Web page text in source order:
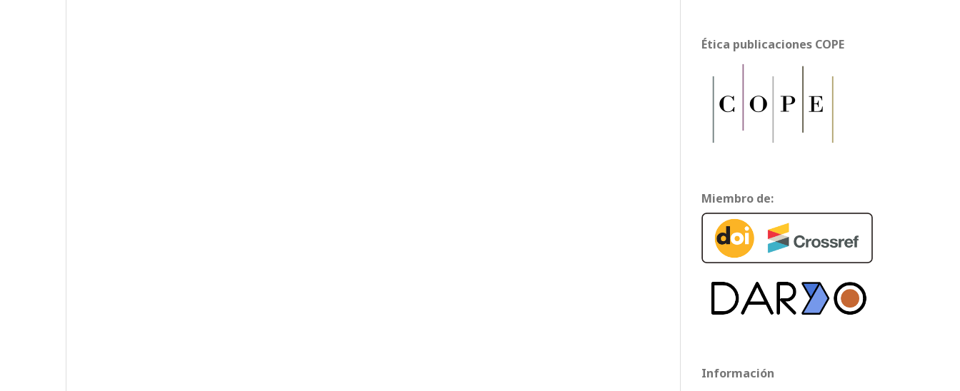
Ética publicaciones COPE
Miembro de:
Información